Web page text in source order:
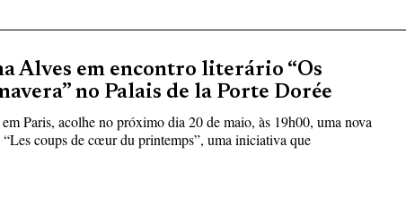
Alves em encontro literário “Os
no Palais de la Porte Dorée
Paris, acolhe no próximo dia 20 de maio, às 19h00, uma nova
coups de cœur du printemps”, uma iniciativa que